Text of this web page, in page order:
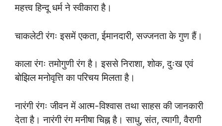
महत्त्व हिन्दू धर्म ने स्वीकारा है।
चाकलेटी रंगः इसमें एकता, ईमानदारी, सज्जनता के गुण हैं।
काला रंगः तमोगुणी रंग है। इससे निराशा, शोक, दुःख एवं
बोझिल मनोवृत्ति का परिचय मिलता है।
नारंगी रंगः जीवन में आत्म-विश्वास तथा साहस की जानकारी
देता है। नारंगी रंग मनीषा चिह्न है। साधु, संत, त्यागी, वैरागी